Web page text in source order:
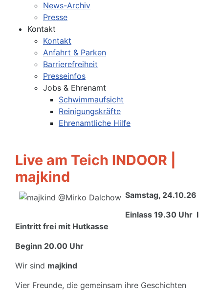
News-Archiv
Presse
Kontakt
Kontakt
Anfahrt & Parken
Barrierefreiheit
Presseinfos
Jobs & Ehrenamt
Schwimmaufsicht
Reinigungskräfte
Ehrenamtliche Hilfe
Live am Teich INDOOR |
majkind
Samstag, 24.10.26
Einlass 19.30 Uhr I
Eintritt frei mit Hutkasse
Beginn 20.00 Uhr
Wir sind majkind
Vier Freunde, die gemeinsam ihre Geschichten